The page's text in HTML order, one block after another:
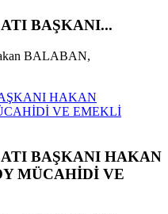
BAŞKANI...
BALABAN,
HAKAN
VE EMEKLİ
BAŞKANI HAKAN
MÜCAHİDİ VE